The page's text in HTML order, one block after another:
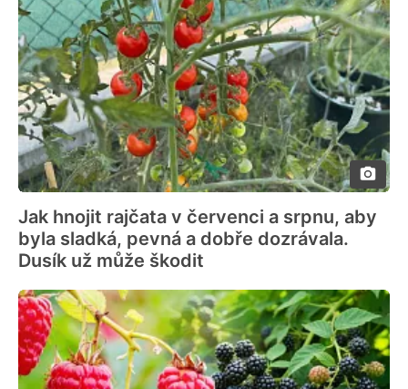
Jak hnojit rajčata v červenci a srpnu, aby
byla sladká, pevná a dobře dozrávala.
Dusík už může škodit